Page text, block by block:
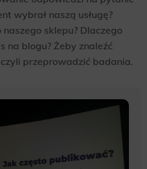
may be of interest to the user based on browsing history and
that, in conjunction with files installed while browsing other
marketing, advertising and retargeting content deemed most
wybrał naszą usługę?
sklepu? Dlaczego
na blogu? Żeby znaleźć
przeprowadzić badania.